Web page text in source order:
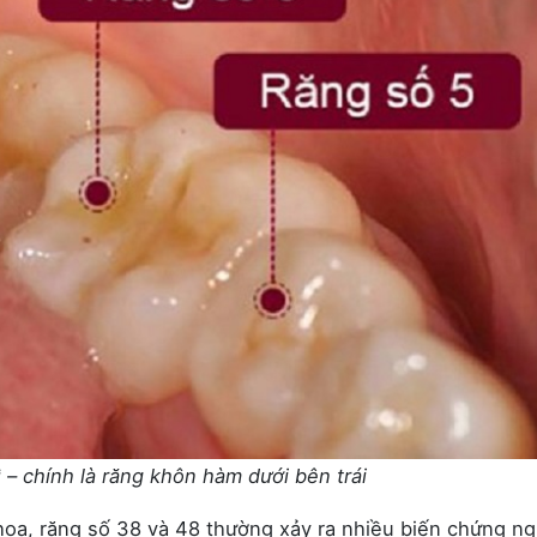
chính là răng khôn hàm dưới bên trái
răng số 38 và 48 thường xảy ra nhiều biến chứng